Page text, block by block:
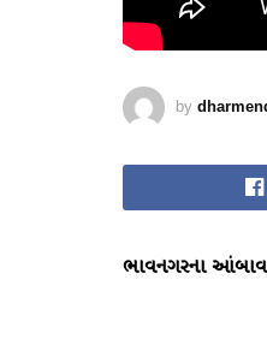
by
ભાવનગરના